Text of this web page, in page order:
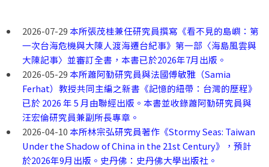
2026-07-29 本所張茂桂兼任研究員撰寫《看不見的島嶼：第
一次台海危機與大陳人渡海遷台紀事》第一部〈海島風雲與
大陳記事〉並審訂全書，本書已於2026年7月出版。
2026-05-29 本所蕭阿勤研究員與法國傅敏雅（Samia
Ferhat）教授共同主編之新書《記憶的紐帶：台灣的歷程》
已於 2026 年 5 月由聯經出版。本書並收錄蕭阿勤研究員與
汪宏倫研究員兼副所長專章。
2026-04-10 本所林宗弘研究員著作《Stormy Seas: Taiwan
Under the Shadow of China in the 21st Century》，預計
於2026年9月出版。史丹佛：史丹佛大學出版社。